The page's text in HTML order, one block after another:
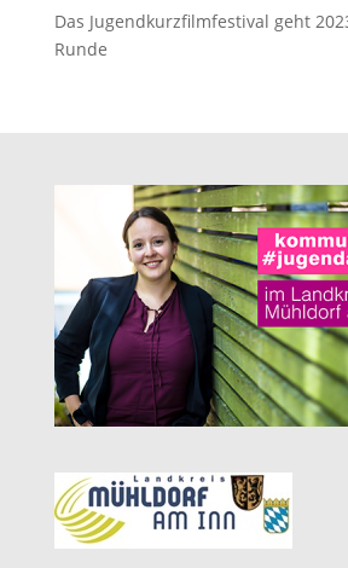
Das Jugendkurzfilmfestival geht
Runde